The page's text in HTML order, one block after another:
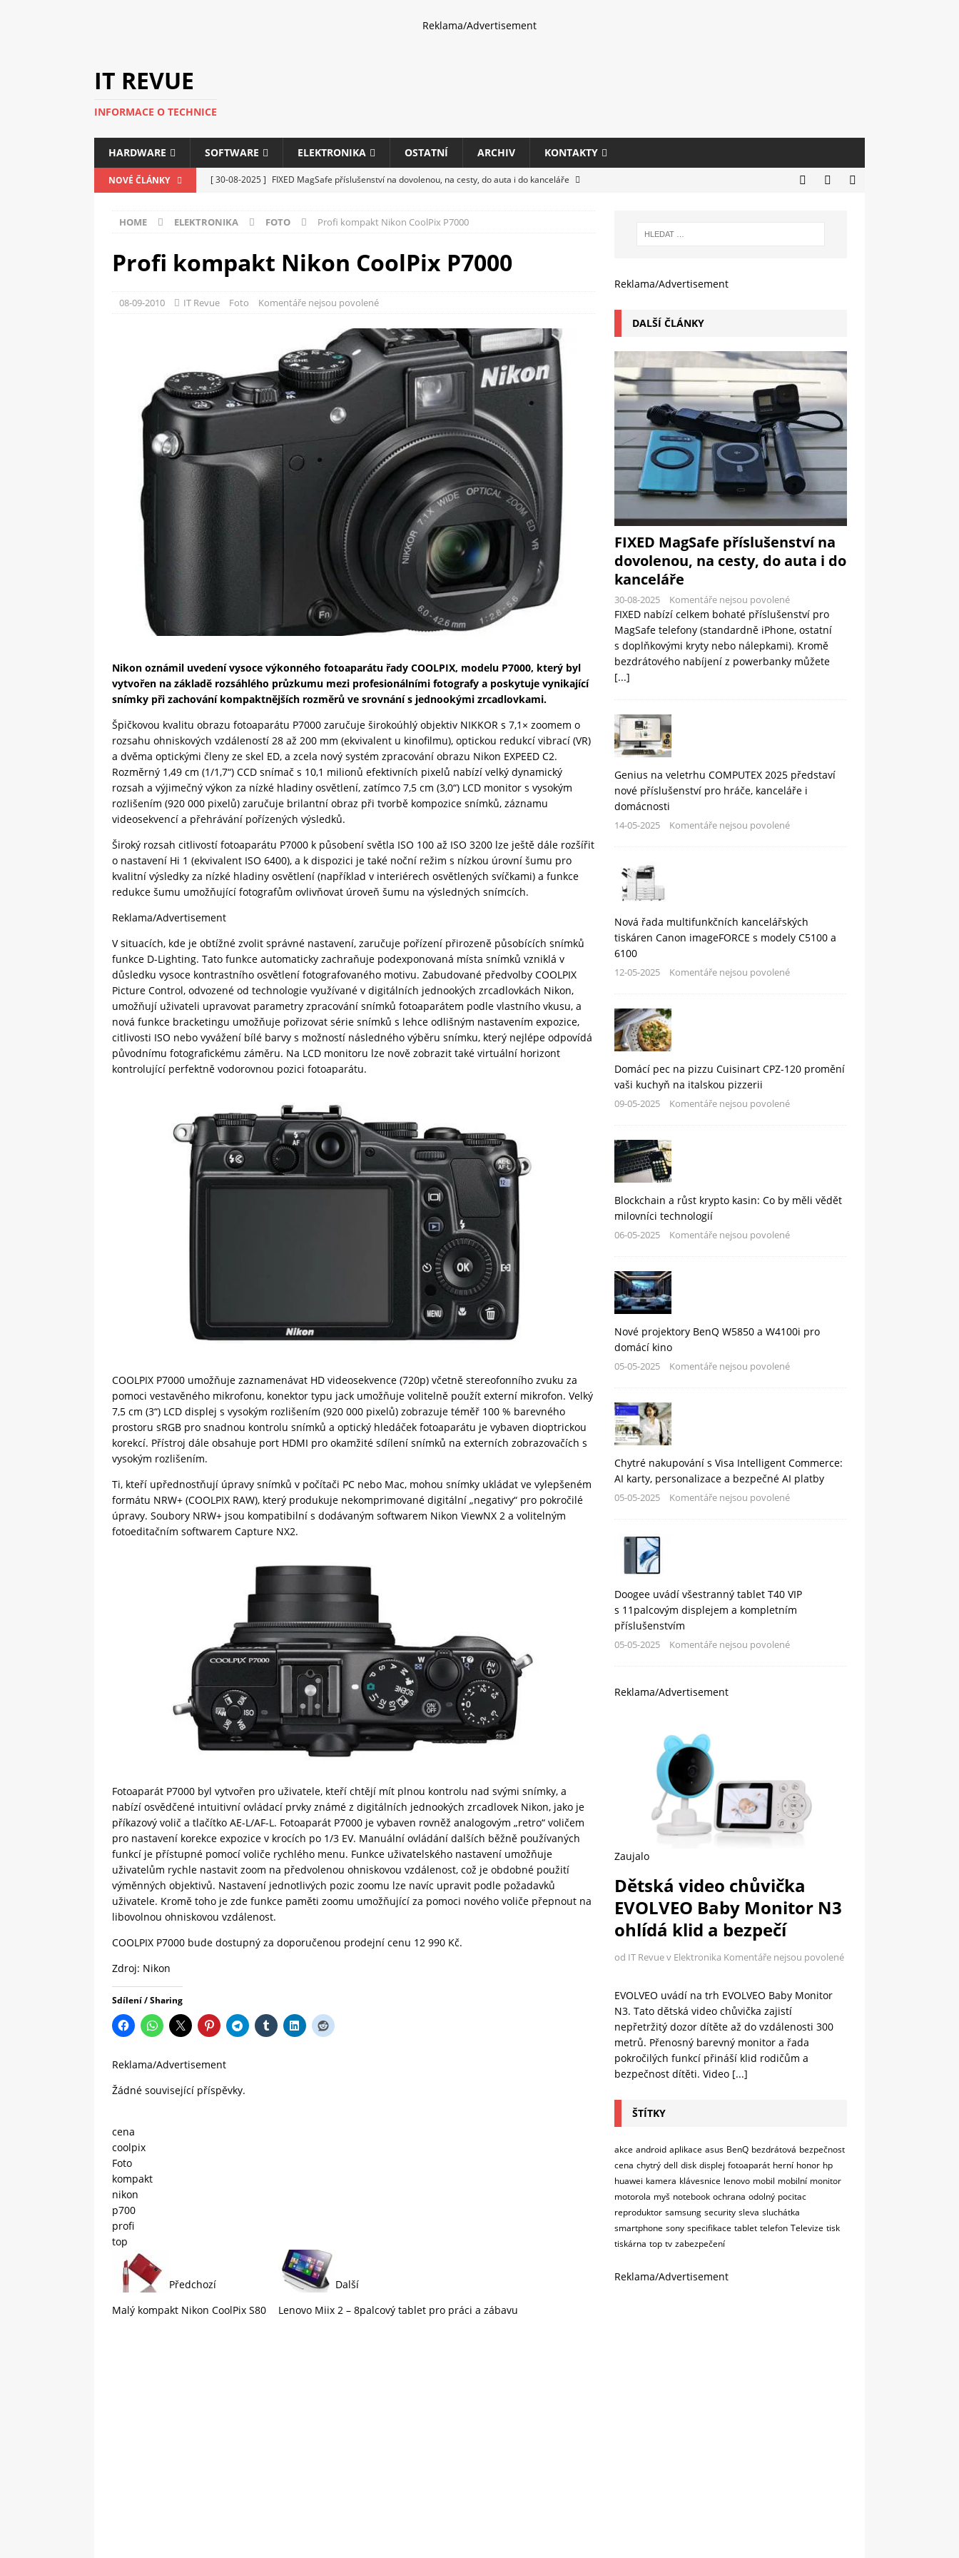
Reklama/Advertisement
IT REVUE
INFORMACE O TECHNICE
HARDWARE SOFTWARE ELEKTRONIKA OSTATNÍ ARCHIV KONTAKTY
NOVÉ ČLÁNKY [ 30-08-2025 ] FIXED MagSafe příslušenství na dovolenou, na cesty, do auta i do kanceláře
[ 14-05-2025 ] Genius na veletrhu COMPUTEX 2025 představí nové příslušenství pro hráče,
kanceláře i domácnosti
HARDWARE
[ 12-05-2025 ]
C5100 a 6100
PERIFERIE
[ 06-05-2025 ] Blockchain a růst krypto kasin: Co by měli vědět milovníci technologií
SOFTWARE
HOME ELEKTRONIKA FOTO Profi kompakt Nikon CoolPix P7000
Profi kompakt Nikon CoolPix P7000
08-09-2010 IT Revue Foto Komentáře nejsou povolené
Nikon oznámil uvedení vysoce výkonného fotoaparátu řady COOLPIX, modelu P7000, který byl
vytvořen na základě rozsáhlého průzkumu mezi profesionálními fotografy a poskytuje vynikající
snímky při zachování kompaktnějších rozměrů ve srovnání s jednookými zrcadlovkami.
Špičkovou kvalitu obrazu fotoaparátu P7000 zaručuje širokoúhlý objektiv NIKKOR s 7,1× zoomem o
rozsahu ohniskových vzdáleností 28 až 200 mm (ekvivalent u kinofilmu), optickou redukcí vibrací (VR)
a dvěma optickými členy ze skel ED, a zcela nový systém zpracování obrazu Nikon EXPEED C2.
Rozměrný 1,49 cm (1/1,7“) CCD snímač s 10,1 milionů efektivních pixelů nabízí velký dynamický
rozsah a výjimečný výkon za nízké hladiny osvětlení, zatímco 7,5 cm (3,0“) LCD monitor s vysokým
rozlišením (920 000 pixelů) zaručuje brilantní obraz při tvorbě kompozice snímků, záznamu
videosekvencí a přehrávání pořízených výsledků.
Široký rozsah citlivostí fotoaparátu P7000 k působení světla ISO 100 až ISO 3200 lze ještě dále rozšířit
o nastavení Hi 1 (ekvivalent ISO 6400), a k dispozici je také noční režim s nízkou úrovní šumu pro
kvalitní výsledky za nízké hladiny osvětlení (například v interiérech osvětlených svíčkami) a funkce
redukce šumu umožňující fotografům ovlivňovat úroveň šumu na výsledných snímcích.
Reklama/Advertisement
V situacích, kde je obtížné zvolit správné nastavení, zaručuje pořízení přirozeně působících snímků
funkce D-Lighting. Tato funkce automaticky zachraňuje podexponovaná místa snímků vzniklá v
důsledku vysoce kontrastního osvětlení fotografovaného motivu. Zabudované předvolby COOLPIX
Picture Control, odvozené od technologie využívané v digitálních jednookých zrcadlovkách Nikon,
umožňují uživateli upravovat parametry zpracování snímků fotoaparátem podle vlastního vkusu, a
nová funkce bracketingu umožňuje pořizovat série snímků s lehce odlišným nastavením expozice,
citlivosti ISO nebo vyvážení bílé barvy s možností následného výběru snímku, který nejlépe odpovídá
původnímu fotografickému záměru. Na LCD monitoru lze nově zobrazit také virtuální horizont
kontrolující perfektně vodorovnou pozici fotoaparátu.
COOLPIX P7000 umožňuje zaznamenávat HD videosekvence (720p) včetně stereofonního zvuku za
pomoci vestavěného mikrofonu, konektor typu jack umožňuje volitelně použít externí mikrofon. Velký
7,5 cm (3“) LCD displej s vysokým rozlišením (920 000 pixelů) zobrazuje téměř 100 % barevného
prostoru sRGB pro snadnou kontrolu snímků a optický hledáček fotoaparátu je vybaven dioptrickou
korekcí. Přístroj dále obsahuje port HDMI pro okamžité sdílení snímků na externích zobrazovačích s
vysokým rozlišením.
Ti, kteří upřednostňují úpravy snímků v počítači PC nebo Mac, mohou snímky ukládat ve vylepšeném
formátu NRW+ (COOLPIX RAW), který produkuje nekomprimované digitální „negativy“ pro pokročilé
úpravy. Soubory NRW+ jsou kompatibilní s dodávaným softwarem Nikon ViewNX 2 a volitelným
fotoeditačním softwarem Capture NX2.
Fotoaparát P7000 byl vytvořen pro uživatele, kteří chtějí mít plnou kontrolu nad svými snímky, a
nabízí osvědčené intuitivní ovládací prvky známé z digitálních jednookých zrcadlovek Nikon, jako je
příkazový volič a tlačítko AE-L/AF-L. Fotoaparát P7000 je vybaven rovněž analogovým „retro“ voličem
pro nastavení korekce expozice v krocích po 1/3 EV. Manuální ovládání dalších běžně používaných
funkcí je přístupné pomocí voliče rychlého menu. Funkce uživatelského nastavení umožňuje
uživatelům rychle nastavit zoom na předvolenou ohniskovou vzdálenost, což je obdobné použití
výměnných objektivů. Nastavení jednotlivých pozic zoomu lze navíc upravit podle požadavků
uživatele. Kromě toho je zde funkce paměti zoomu umožňující za pomoci nového voliče přepnout na
libovolnou ohniskovou vzdálenost.
COOLPIX P7000 bude dostupný za doporučenou prodejní cenu 12 990 Kč.
Zdroj: Nikon
Sdílení / Sharing
Reklama/Advertisement
Žádné související příspěvky.
cena
coolpix
Foto
kompakt
nikon
p700
profi
top
Předchozí
Malý kompakt Nikon CoolPix S80
Další
Lenovo Miix 2 – 8palcový tablet pro práci a zábavu
Reklama/Advertisement
DALŠÍ ČLÁNKY
FIXED MagSafe příslušenství na
dovolenou, na cesty, do auta i do
kanceláře
30-08-2025 Komentáře nejsou povolené
FIXED nabízí celkem bohaté příslušenství pro
MagSafe telefony (standardně iPhone, ostatní
s doplňkovými kryty nebo nálepkami). Kromě
bezdrátového nabíjení z powerbanky můžete
[...]
Genius na veletrhu COMPUTEX 2025 představí
nové příslušenství pro hráče, kanceláře i
domácnosti
14-05-2025 Komentáře nejsou povolené
Nová řada multifunkčních kancelářských
tiskáren Canon imageFORCE s modely C5100 a
6100
12-05-2025 Komentáře nejsou povolené
Domácí pec na pizzu Cuisinart CPZ-120 promění
vaši kuchyň na italskou pizzerii
09-05-2025 Komentáře nejsou povolené
Blockchain a růst krypto kasin: Co by měli vědět
milovníci technologií
06-05-2025 Komentáře nejsou povolené
Nové projektory BenQ W5850 a W4100i pro
domácí kino
05-05-2025 Komentáře nejsou povolené
Chytré nakupování s Visa Intelligent Commerce:
AI karty, personalizace a bezpečné AI platby
05-05-2025 Komentáře nejsou povolené
Doogee uvádí všestranný tablet T40 VIP
s 11palcovým displejem a kompletním
příslušenstvím
05-05-2025 Komentáře nejsou povolené
Reklama/Advertisement
Zaujalo
Dětská video chůvička
EVOLVEO Baby Monitor N3
ohlídá klid a bezpečí
od IT Revue v Elektronika Komentáře nejsou povolené
EVOLVEO uvádí na trh EVOLVEO Baby Monitor
N3. Tato dětská video chůvička zajistí
nepřetržitý dozor dítěte až do vzdálenosti 300
metrů. Přenosný barevný monitor a řada
pokročilých funkcí přináší klid rodičům a
bezpečnost dítěti. Video [...]
ŠTÍTKY
akce android aplikace asus BenQ bezdrátová bezpečnost
cena chytrý dell disk displej fotoaparát herní honor hp
huawei kamera klávesnice lenovo mobil mobilní monitor
motorola myš notebook ochrana odolný pocitac
reproduktor samsung security sleva sluchátka
smartphone sony specifikace tablet telefon Televize tisk
tiskárna top tv zabezpečení
Reklama/Advertisement